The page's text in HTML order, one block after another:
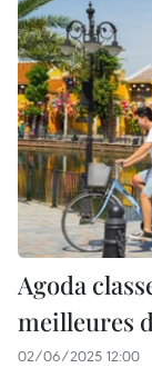
Agoda
meilleures
02/06/2025 12:00